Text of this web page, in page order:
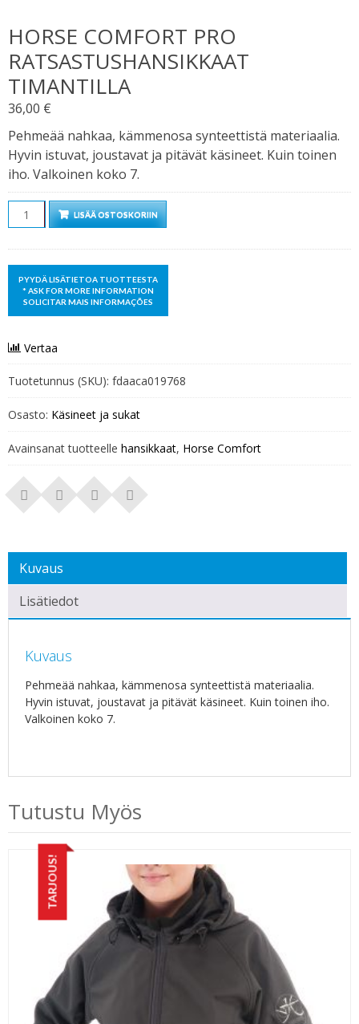
HORSE COMFORT PRO
RATSASTUSHANSIKKAAT
TIMANTILLA
36,00 €
Pehmeää nahkaa, kämmenosa synteettistä materiaalia.
Hyvin istuvat, joustavat ja pitävät käsineet. Kuin toinen
iho. Valkoinen koko 7.
Määrä LISÄÄ OSTOSKORIIN
Vertaa
Tuotetunnus (SKU): fdaaca019768
Osasto: Käsineet ja sukat
Avainsanat tuotteelle hansikkaat, Horse Comfort
Kuvaus
Lisätiedot
Kuvaus
Pehmeää nahkaa, kämmenosa synteettistä materiaalia.
Hyvin istuvat, joustavat ja pitävät käsineet. Kuin toinen iho.
Valkoinen koko 7.
Tutustu Myös
TARJOUS!